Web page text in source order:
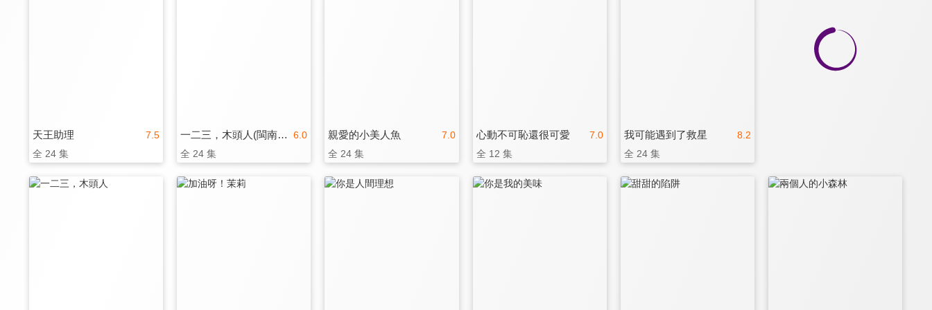
7.5
天王助理
全 24 集
6.0
一二三，木頭人(閩南語版)
全 24 集
7.0
親愛的小美人魚
全 24 集
7.0
心動不可恥還很可愛
全 12 集
8.2
我可能遇到了救星
全 24 集